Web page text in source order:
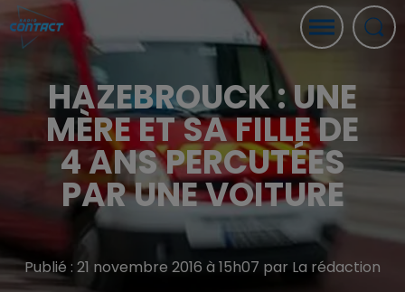
HAZEBROUCK : UNE
MÈRE ET SA FILLE DE
4 ANS PERCUTÉES
PAR UNE VOITURE
Publié : 21 novembre 2016 à 15h07 par La rédaction